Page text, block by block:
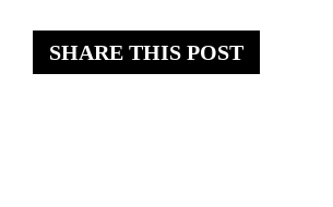
SHARE THIS POST